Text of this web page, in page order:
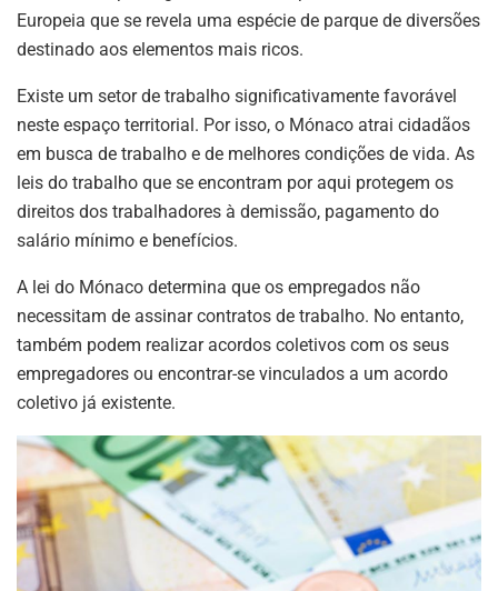
Europeia que se revela uma espécie de parque de diversões
destinado aos elementos mais ricos.
Existe um setor de trabalho significativamente favorável
neste espaço territorial. Por isso, o Mónaco atrai cidadãos
em busca de trabalho e de melhores condições de vida. As
leis do trabalho que se encontram por aqui protegem os
direitos dos trabalhadores à demissão, pagamento do
salário mínimo e benefícios.
A lei do Mónaco determina que os empregados não
necessitam de assinar contratos de trabalho. No entanto,
também podem realizar acordos coletivos com os seus
empregadores ou encontrar-se vinculados a um acordo
coletivo já existente.